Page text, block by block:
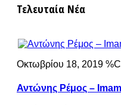
Τελευταία Νέα
Οκτωβρίου 18, 2019
Αντώνης Ρέμος –